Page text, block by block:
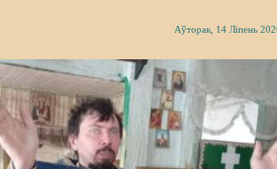
Аўторак, 14 Ліпень